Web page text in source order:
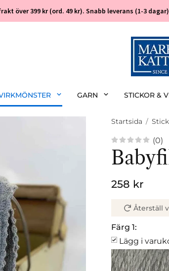
över 399 kr (ord. 49 kr). Snabb leverans (1-3
GARN STICKOR &
Startsida /
(0)
258 kr
Återställ
Färg 1:
Lägg i